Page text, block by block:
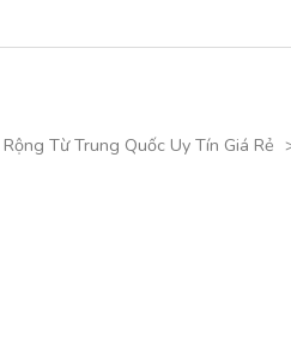
Từ Trung Quốc Uy Tín Giá Rẻ